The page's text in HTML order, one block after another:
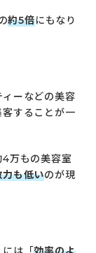
約5倍にもなり
ーなどの美容
することが一
4万もの美容室
力も低いのが現